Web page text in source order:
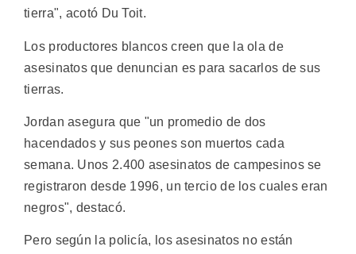
tierra", acotó Du Toit.
Los productores blancos creen que la ola de
asesinatos que denuncian es para sacarlos de sus
tierras.
Jordan asegura que "un promedio de dos
hacendados y sus peones son muertos cada
semana. Unos 2.400 asesinatos de campesinos se
registraron desde 1996, un tercio de los cuales eran
negros", destacó.
Pero según la policía, los asesinatos no están